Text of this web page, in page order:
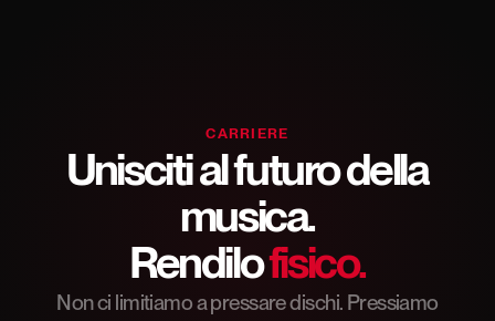
CARRIERE
Unisciti al futuro della
musica.
Rendilofisico.
Non ci limitiamo a pressare dischi. Pressiamo